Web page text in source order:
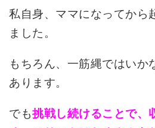
私自身、ママになってから
ました。
もちろん、一筋縄ではいか
あります。
でも挑戦し続けることで、